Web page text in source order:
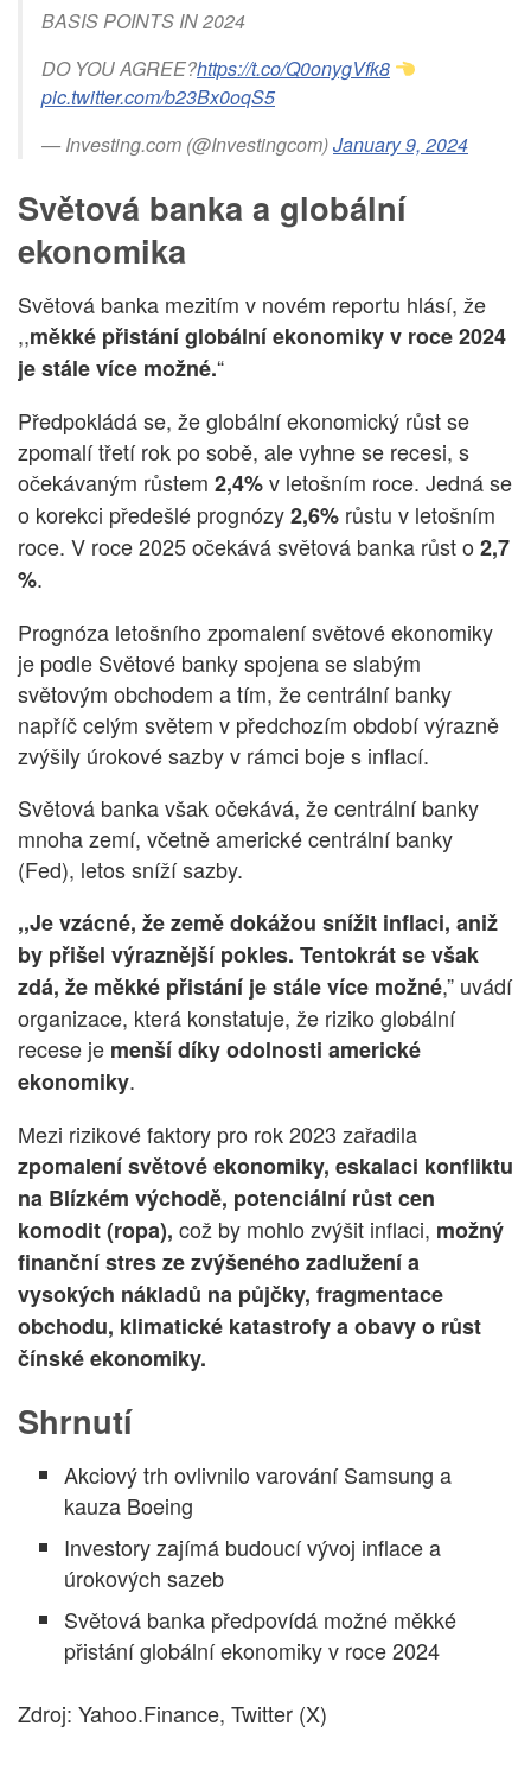
BASIS POINTS IN 2024
DO YOU AGREE?https://t.co/Q0onygVfk8
pic.twitter.com/b23Bx0oqS5
— Investing.com (@Investingcom)January 9, 2024
Světová banka a globální
ekonomika
Světová banka mezitím v novém reportu hlásí, že
,,měkké přistání globální ekonomiky v roce 2024
je stále více možné.“
Předpokládá se, že globální ekonomický růst se
zpomalí třetí rok po sobě, ale vyhne se recesi, s
očekávaným růstem 2,4%v letošním roce. Jedná se
o korekci předešlé prognózy2,6% růstu v letošním
roce. V roce 2025 očekává světová banka růst o 2,7
%.
Prognóza letošního zpomalení světové ekonomiky
je podle Světové banky spojena se slabým
světovým obchodem a tím, že centrální banky
napříč celým světem v předchozím období výrazně
zvýšily úrokové sazby v rámci boje s inflací.
Světová banka však očekává, že centrální banky
mnoha zemí, včetně americké centrální banky
(Fed), letos sníží sazby.
,,Je vzácné, že země dokážou snížit inflaci, aniž
by přišel výraznější pokles. Tentokrát se však
zdá, že měkké přistání je stále více možné,” uvádí
organizace, která konstatuje, že riziko globální
recese je menší díky odolnosti americké
ekonomiky.
Mezi rizikové faktory pro rok 2023 zařadila
zpomalení světové ekonomiky, eskalaci konfliktu
na Blízkém východě, potenciální růst cen
komodit (ropa), což by mohlo zvýšit inflaci, možný
finanční stres ze zvýšeného zadlužení a
vysokých nákladů na půjčky, fragmentace
obchodu, klimatické katastrofy a obavy o růst
čínské ekonomiky.
Shrnutí
Akciový trh ovlivnilo varování Samsung a
kauza Boeing
Investory zajímá budoucí vývoj inflace a
úrokových sazeb
Světová banka předpovídá možné měkké
přistání globální ekonomiky v roce 2024
Zdroj: Yahoo.Finance, Twitter (X)